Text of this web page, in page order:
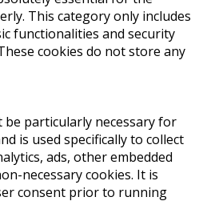
This category only includes
functionalities and security
cookies do not store any
be particularly necessary for
is used specifically to collect
ads, other embedded
necessary cookies. It is
consent prior to running